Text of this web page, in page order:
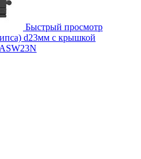
Быстрый просмотр
d23мм с крышкой